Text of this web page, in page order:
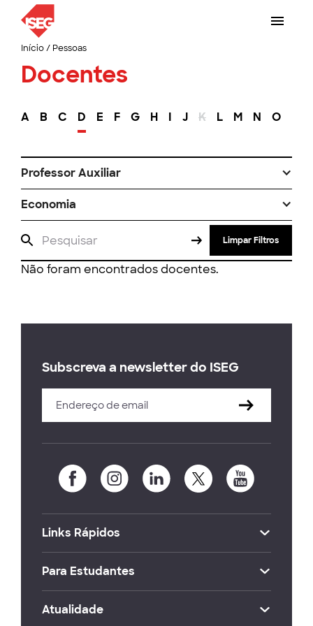
Início/ Pessoas
Docentes
A B C D E F G H I J K L M N O
Professor Auxiliar
Economia
Limpar Filtros
Não foram encontrados docentes.
Subscreva a newsletter do ISEG
Links Rápidos
Para Estudantes
Atualidade